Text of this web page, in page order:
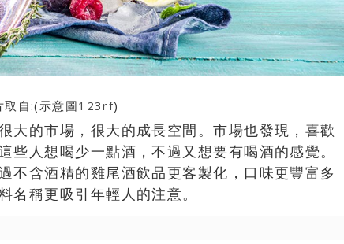
取自:(示意圖123rf)
大的市場，很大的成長空間。市場也發現，喜歡
些人想喝少一點酒，不過又想要有喝酒的感覺。
不含酒精的雞尾酒飲品更客製化，口味更豐富多
名稱更吸引年輕人的注意。